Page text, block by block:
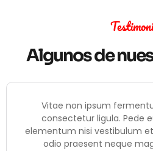
Algunos de
Vitae non ipsum
consectetur ligula. Pede
elementum nisi vestibulum
odio praesent neque